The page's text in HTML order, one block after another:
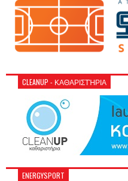
CLEANUP - ΚΑΘΑΡΙΣΤΉΡΙΑ
ENERGYSPORT